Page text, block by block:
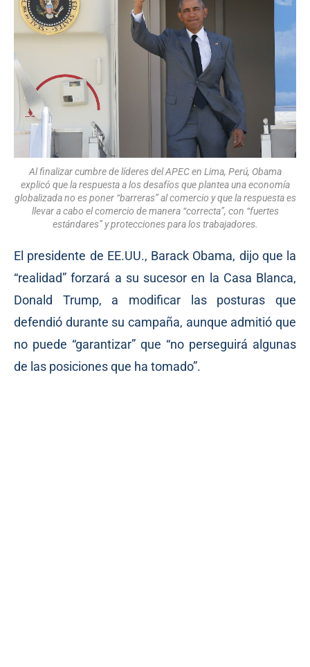
Al finalizar cumbre de líderes del APEC en Lima, Perú, Obama
explicó que la respuesta a los desafíos que plantea una economía
globalizada no es poner “barreras” al comercio y que la respuesta es
llevar a cabo el comercio de manera “correcta”, con “fuertes
estándares” y protecciones para los trabajadores.
El presidente de EE.UU., Barack Obama, dijo que la
“realidad” forzará a su sucesor en la Casa Blanca,
Donald Trump, a modificar las posturas que
defendió durante su campaña, aunque admitió que
no puede “garantizar” que “no perseguirá algunas
de las posiciones que ha tomado”.